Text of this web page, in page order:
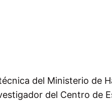
del Ministerio de
del Centro de